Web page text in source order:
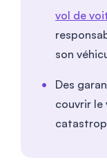
vol de
son
Des
couvrir le